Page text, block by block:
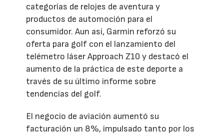
categorías de relojes de aventura y
productos de automoción para el
consumidor. Aun así, Garmin reforzó su
oferta para golf con el lanzamiento del
telémetro láser Approach Z10 y destacó el
aumento de la práctica de este deporte a
través de su último informe sobre
tendencias del golf.
El negocio de aviación aumentó su
facturación un 8%, impulsado tanto por los